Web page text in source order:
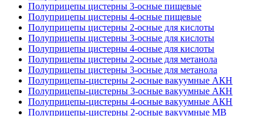
Полуприцепы цистерны 3-осные пищевые
Полуприцепы цистерны 4-осные пищевые
Полуприцепы цистерны 2-осные для кислоты
Полуприцепы цистерны 3-осные для кислоты
Полуприцепы цистерны 4-осные для кислоты
Полуприцепы цистерны 2-осные для метанола
Полуприцепы цистерны 3-осные для метанола
Полуприцепы-цистерны 2-осные вакуумные АКН
Полуприцепы-цистерны 3-осные вакуумные АКН
Полуприцепы-цистерны 4-осные вакуумные АКН
Полуприцепы-цистерны 2-осные вакуумные МВ